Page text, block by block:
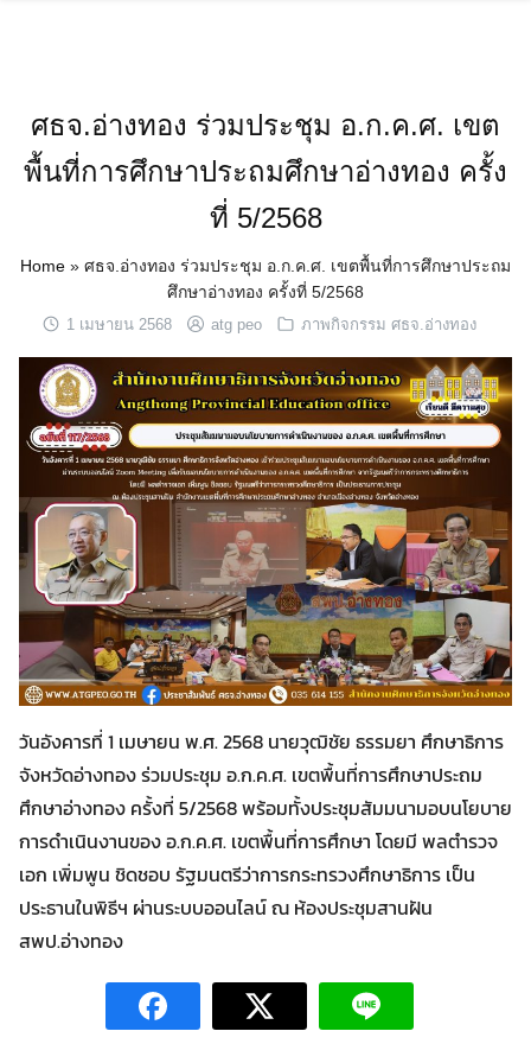
Search
for: Search
ศธจ.อ่างทอง ร่วมประชุม อ.ก.ค.ศ. เขต
พื้นที่การศึกษาประถมศึกษาอ่างทอง ครั้ง
ที่ 5/2568
Home » ศธจ.อ่างทอง ร่วมประชุม อ.ก.ค.ศ. เขตพื้นที่การศึกษาประถม
ศึกษาอ่างทอง ครั้งที่ 5/2568
1 เมษายน 2568 atg peo ภาพกิจกรรม ศธจ.อ่างทอง
วันอังคารที่ 1 เมษายน พ.ศ. 2568 นายวุฒิชัย ธรรมยา ศึกษาธิการ
จังหวัดอ่างทอง ร่วมประชุม อ.ก.ค.ศ. เขตพื้นที่การศึกษาประถม
ศึกษาอ่างทอง ครั้งที่ 5/2568 พร้อมทั้งประชุมสัมมนามอบนโยบาย
การดำเนินงานของ อ.ก.ค.ศ. เขตพื้นที่การศึกษา โดยมี พลตำรวจ
เอก เพิ่มพูน ชิดชอบ รัฐมนตรีว่าการกระทรวงศึกษาธิการ เป็น
ประธานในพิธีฯ ผ่านระบบออนไลน์ ณ ห้องประชุมสานฝัน
สพป.อ่างทอง